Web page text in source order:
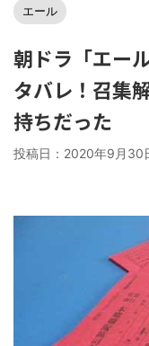
エール
朝ドラ「エー
タバレ！召集
持ちだった
投稿日： 2020年9月30